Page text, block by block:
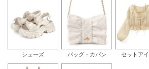
シューズ バッグ・カバン セットア